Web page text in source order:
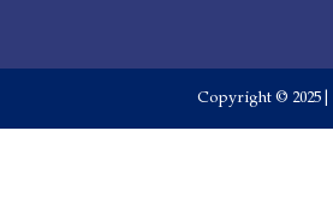
Copyright © 2025